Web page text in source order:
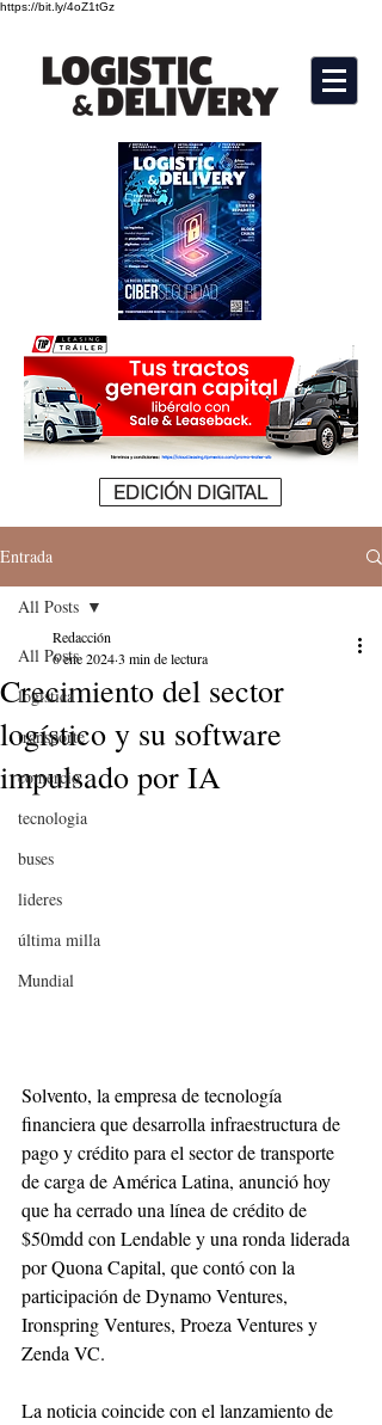
https://bit.ly/4oZ1tGz
EDICIÓN DIGITAL
Entrada
All Posts
logistica
transporte
comercio
tecnologia
buses
lideres
última milla
Mundial
All Posts
Crecimiento del sector
logístico y su software
impulsado por IA
Redacción
6 ene 20243 min de lectura
Solvento, la empresa de tecnología
financiera que desarrolla infraestructura de
pago y crédito para el sector de transporte
de carga de América Latina, anunció hoy
que ha cerrado una línea de crédito de
$50mdd con Lendable y una ronda liderada
por Quona Capital, que contó con la
participación de Dynamo Ventures,
Ironspring Ventures, Proeza Ventures y
Zenda VC.
La noticia coincide con el lanzamiento de